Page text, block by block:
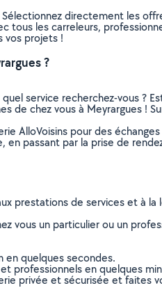
Sélectionnez directement les
tous les carreleurs,
vos projets !
?
service recherchez-vous ?
de chez vous à Meyrargues !
AlloVoisins pour des
passant par la prise de
prestations de services et à
vous un particulier ou un
en quelques secondes.
professionnels en quelques
privée et sécurisée et faites